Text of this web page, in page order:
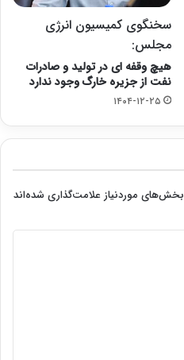
سخنگوی کمیسیون انرژی
مجلس:
هیچ وقفه ای در تولید و صادرات
نفت از جزیره خارگ وجود ندارد
۱۴۰۴-۱۲-۲۵
بخش‌های موردنیاز علامت‌گذاری شده‌اند